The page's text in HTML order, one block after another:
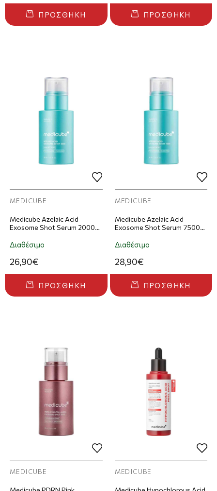
ΠΡΟΣΘΉΚΗ ΠΡΟΣΘΉΚΗ
MEDICUBE
Medicube Azelaic Acid
Exosome Shot Serum 2000
Διαθέσιμο
26,90€
ΠΡΟΣΘΉΚΗ
MEDICUBE
Medicube Azelaic Acid
Exosome Shot Serum 7500
Διαθέσιμο
28,90€
ΠΡΟΣΘΉΚΗ
MEDICUBE MEDICUBE